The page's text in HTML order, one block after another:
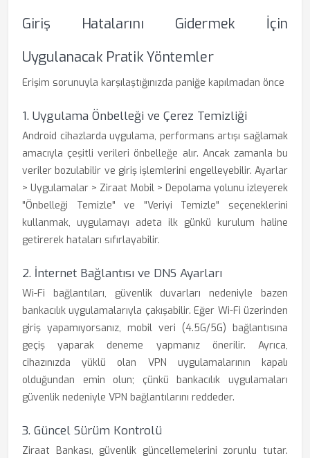
Giriş Hatalarını Gidermek İçin
Uygulanacak Pratik Yöntemler
Erişim sorunuyla karşılaştığınızda paniğe kapılmadan önce
1. Uygulama Önbelleği ve Çerez Temizliği
Android cihazlarda uygulama, performans artışı sağlamak
amacıyla çeşitli verileri önbelleğe alır. Ancak zamanla bu
veriler bozulabilir ve giriş işlemlerini engelleyebilir. Ayarlar
> Uygulamalar > Ziraat Mobil > Depolama yolunu izleyerek
"Önbelleği Temizle" ve "Veriyi Temizle" seçeneklerini
kullanmak, uygulamayı adeta ilk günkü kurulum haline
getirerek hataları sıfırlayabilir.
2. İnternet Bağlantısı ve DNS Ayarları
Wi-Fi bağlantıları, güvenlik duvarları nedeniyle bazen
bankacılık uygulamalarıyla çakışabilir. Eğer Wi-Fi üzerinden
giriş yapamıyorsanız, mobil veri (4.5G/5G) bağlantısına
geçiş yaparak deneme yapmanız önerilir. Ayrıca,
cihazınızda yüklü olan VPN uygulamalarının kapalı
olduğundan emin olun; çünkü bankacılık uygulamaları
güvenlik nedeniyle VPN bağlantılarını reddeder.
3. Güncel Sürüm Kontrolü
Ziraat Bankası, güvenlik güncellemelerini zorunlu tutar.